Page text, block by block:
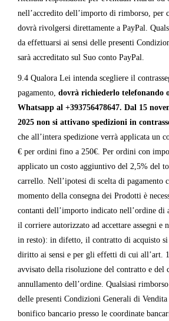
nell’accredito dell’importo di rimborso, per
dovrà rivolgersi direttamente a PayPal.
da effettuarsi ai sensi delle presenti
sarà accreditato sul Suo conto PayPal.
9.4 Qualora Lei intenda scegliere il
pagamento, dovrà richiederlo telefonando
Whatsapp al +393756478647. Dal 15
2025 non si attivano spedizioni in
che all’intera spedizione verrà applicata un
€ per ordini fino a 250€. Per ordini con
applicato un costo aggiuntivo del 2,5% del
carrello. Nell’ipotesi di scelta di pagamento
momento della consegna dei Prodotti è
contanti dell’importo indicato nell’ordine di
il corriere autorizzato ad accettare assegni e
in resto): in difetto, il contratto di acquisto
diritto ai sensi e per gli effetti di cui all’art.
avvisato della risoluzione del contratto e del
annullamento dell’ordine. Qualsiasi
delle presenti Condizioni Generali di Vendita
bonifico bancario presso le coordinate